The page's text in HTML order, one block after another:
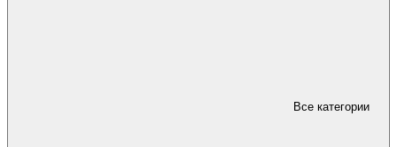
Все категории